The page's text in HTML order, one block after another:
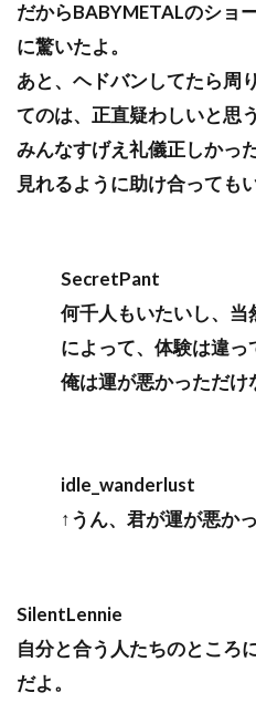
だからBABYMETALのショ
に驚いたよ。
あと、ヘドバンしてたら周
てのは、正直疑わしいと思う
みんなすげえ礼儀正しかっ
見れるように助け合っても
SecretPant
何千人もいたいし、
によって、体験は違っ
俺は運が悪かっただけ
idle_wanderlust
↑うん、君が運が悪か
SilentLennie
自分と合う人たちのところ
だよ。